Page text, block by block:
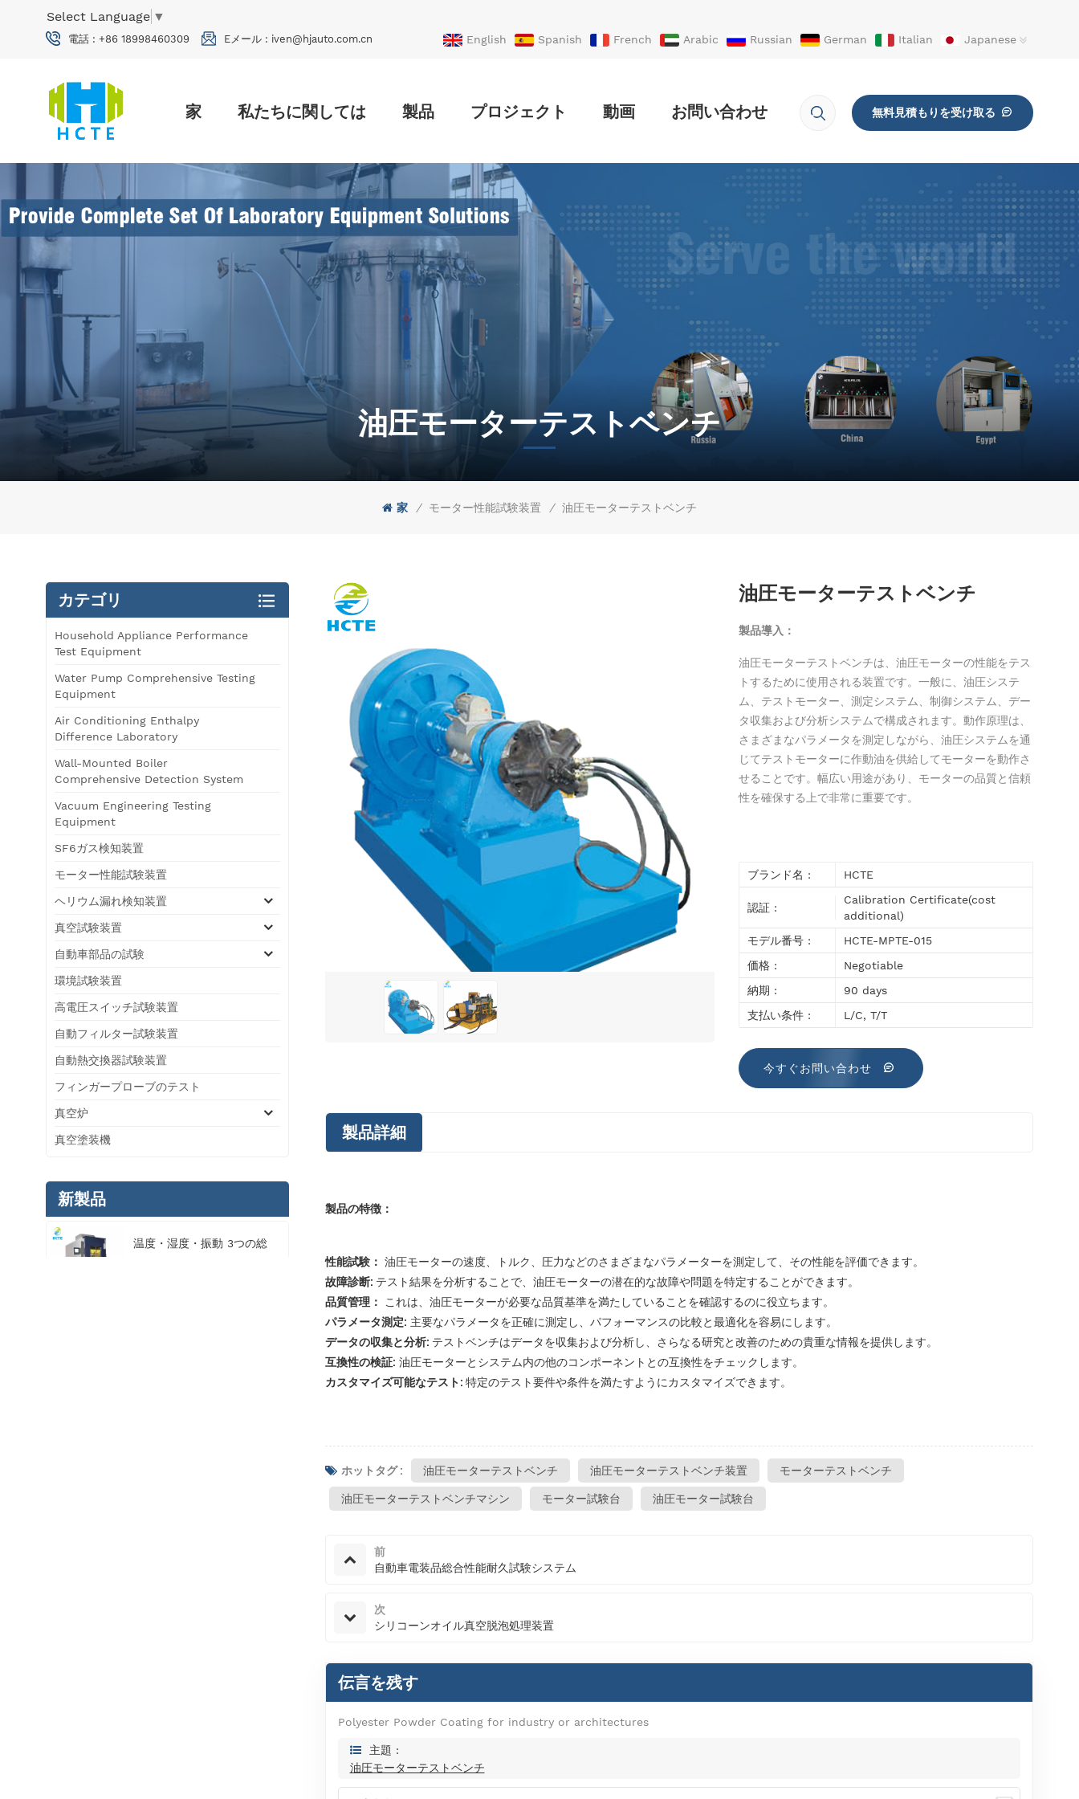
Select Language ▼
電話 : +86 18998460309 Eメール : iven@hjauto.com.cn English Spanish French Arabic Russian German Italian
Japanese
無料見積もりを受け取る
家 私たちに関しては 製品 プロジェクト 動画 お問い合わせ
油圧モーターテストベンチ
家 / モーター性能試験装置 / 油圧モーターテストベンチ
油圧モーターテストベンチ
製品導入：
油圧モーターテストベンチは、油圧モーターの性能をテス
トするために使用される装置です。一般に、油圧システ
ム、テストモーター、測定システム、制御システム、デー
タ収集および分析システムで構成されます。動作原理は、
さまざまなパラメータを測定しながら、油圧システムを通
じてテストモーターに作動油を供給してモーターを動作さ
せることです。幅広い用途があり、モーターの品質と信頼
性を確保する上で非常に重要です。
ブランド名 : HCTE
認証 :
Calibration Certificate(cost
additional)
モデル番号 :
HCTE-MPTE-015
価格 :
Negotiable
納期 :
90 days
支払い条件 :
L/C, T/T
今すぐお問い合わせ
製品詳細
製品の特徴：
性能試験： 油圧モーターの速度、トルク、圧力などのさまざまなパラメーターを測定して、その性能を評価できます。
故障診断: テスト結果を分析することで、油圧モーターの潜在的な故障や問題を特定することができます。
品質管理：
これは、油圧モーターが必要な品質基準を満たしていることを確認するのに役立ちます。
パラメータ測定: 主要なパラメータを正確に測定し、パフォーマンスの比較と最適化を容易にします。
データの収集と分析: テストベンチはデータを収集および分析し、さらなる研究と改善のための貴重な情報を提供します。
互換性の検証: 油圧モーターとシステム内の他のコンポーネントとの互換性をチェックします。
カスタマイズ可能なテスト: 特定のテスト要件や条件を満たすようにカスタマイズできます。
ホットタグ : 油圧モーターテストベンチ 油圧モーターテストベンチ装置 モーターテストベンチ
油圧モーターテストベンチマシン モーター試験台 油圧モーター試験台
前
自動車電装品総合性能耐久試験システム
次
シリコーンオイル真空脱泡処理装置
伝言を残す
Polyester Powder Coating for industry or architectures
主題 :
油圧モーターテストベンチ
カテゴリ
Household Appliance Performance
Test Equipment
Water Pump Comprehensive Testing
Equipment
Air Conditioning Enthalpy
Difference Laboratory
Wall-Mounted Boiler
Comprehensive Detection System
Vacuum Engineering Testing
Equipment
SF6ガス検知装置
モーター性能試験装置
ヘリウム漏れ検知装置
真空試験装置
自動車部品の試験
環境試験装置
高電圧スイッチ試験装置
自動フィルター試験装置
自動熱交換器試験装置
フィンガープローブのテスト
真空炉
真空塗装機
新製品
温度・湿度・振動 3つの総